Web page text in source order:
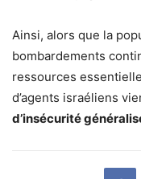
Ainsi, alors que la
bombardements
ressources
d’agents israéliens
d’insécurité